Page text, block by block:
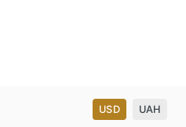
USD UAH